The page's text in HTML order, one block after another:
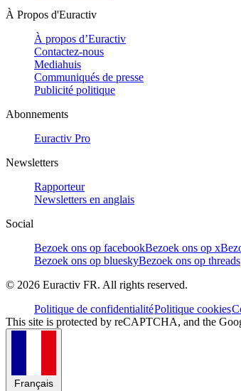
À Propos d'Euractiv
À propos d’Euractiv
Contactez-nous
Mediahuis
Communiqués de presse
Publicité politique
Abonnements
Euractiv Pro
Newsletters
Rapporteur
Newsletters en anglais
Social
Bezoek ons op facebookBezoek ons op x
Bezoek ons op blueskyBezoek ons op threads
© 2026 Euractiv FR. All rights reserved.
Politique de confidentialitéPolitique cookies
This site is protected by reCAPTCHA, and the
Français